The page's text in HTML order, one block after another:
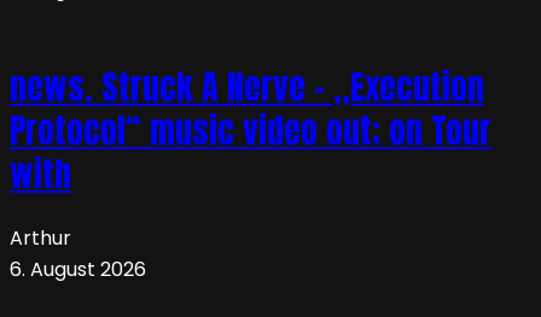
news. Struck A Nerve – „Execution
Protocol“ music video out; on Tour
with
Arthur
6. August 2026